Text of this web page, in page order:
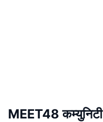
MEET48 कम्युनिटी